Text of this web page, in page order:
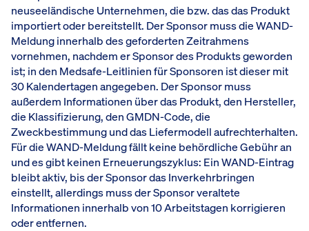
neuseeländische Unternehmen, die bzw. das das Produkt
importiert oder bereitstellt. Der Sponsor muss die WAND-
Meldung innerhalb des geforderten Zeitrahmens
vornehmen, nachdem er Sponsor des Produkts geworden
ist; in den Medsafe-Leitlinien für Sponsoren ist dieser mit
30 Kalendertagen angegeben. Der Sponsor muss
außerdem Informationen über das Produkt, den Hersteller,
die Klassifizierung, den GMDN-Code, die
Zweckbestimmung und das Liefermodell aufrechterhalten.
Für die WAND-Meldung fällt keine behördliche Gebühr an
und es gibt keinen Erneuerungszyklus: Ein WAND-Eintrag
bleibt aktiv, bis der Sponsor das Inverkehrbringen
einstellt, allerdings muss der Sponsor veraltete
Informationen innerhalb von 10 Arbeitstagen korrigieren
oder entfernen.